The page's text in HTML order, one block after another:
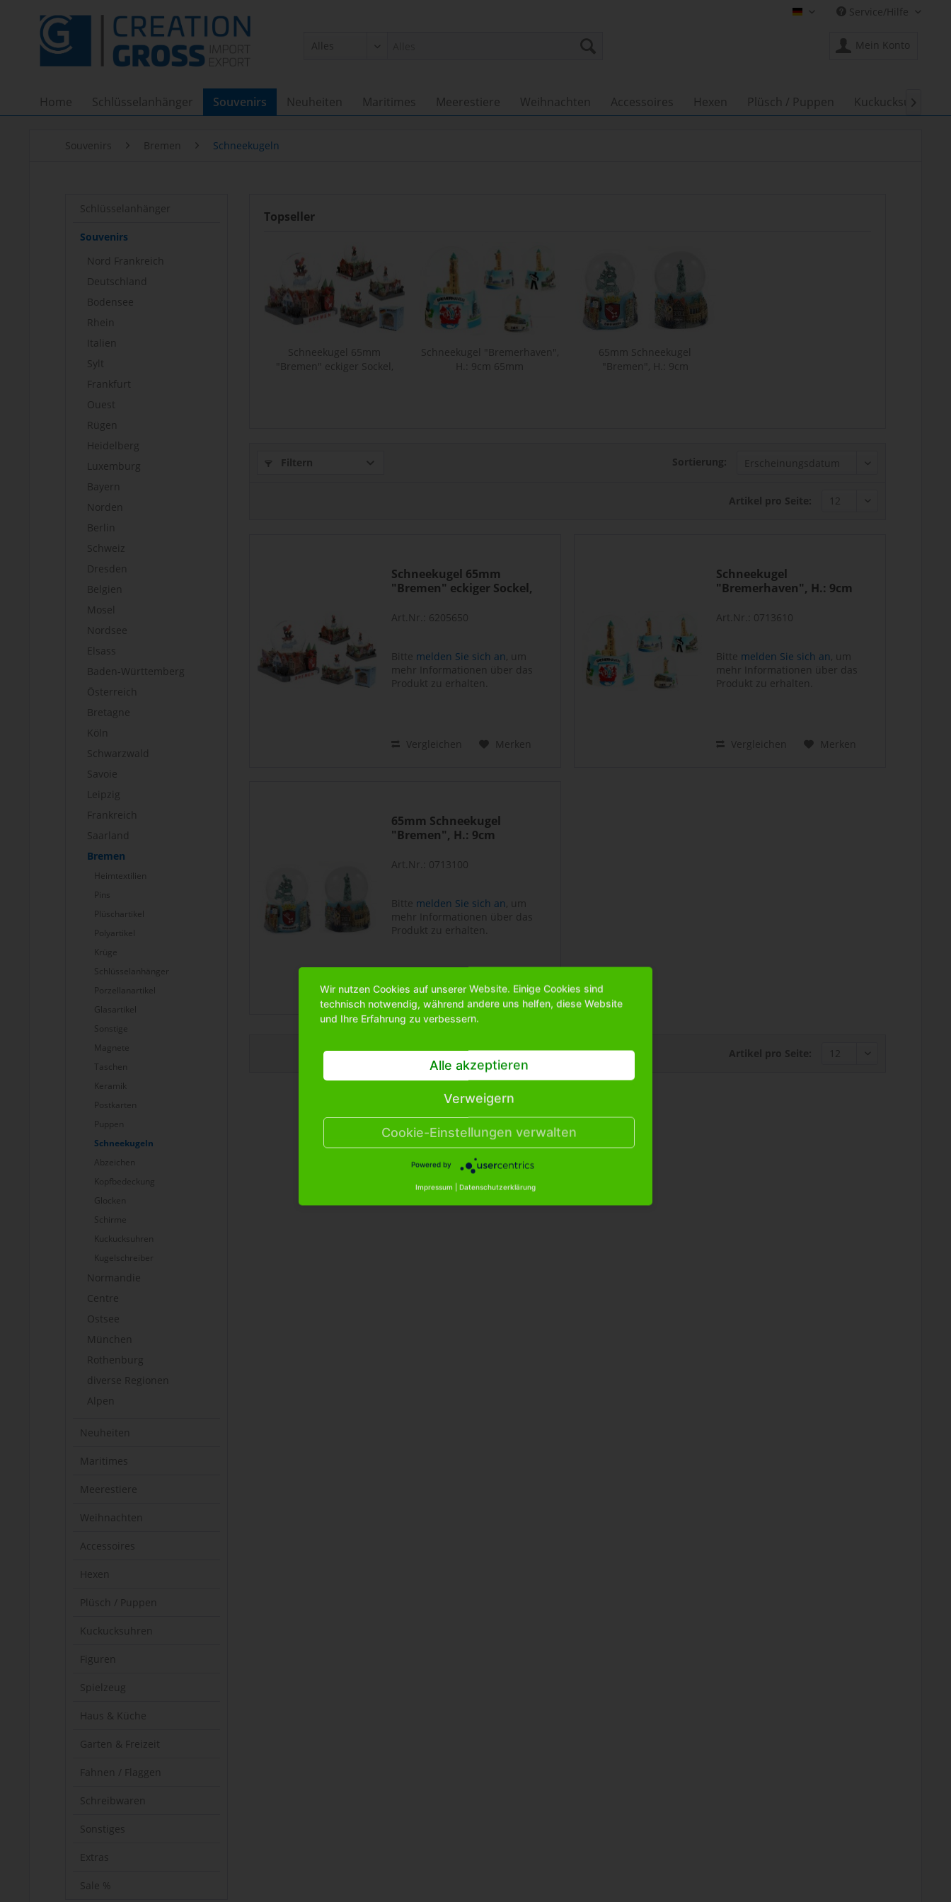
Shop Creation Gross DE
Service/Hilfe
Mein Konto
Home Schlüsselanhänger Souvenirs Neuheiten Maritimes Meerestiere Weihnachten Accessoires Hexen Plüsch / Puppen Kuckucksuhren

Souvenirs Bremen Schneekugeln
Schlüsselanhänger
Souvenirs
Nord Frankreich
Deutschland
Bodensee
Rhein
Italien
Sylt
Frankfurt
Ouest
Rügen
Heidelberg
Luxemburg
Bayern
Norden
Berlin
Schweiz
Dresden
Belgien
Mosel
Nordsee
Elsass
Baden-Württemberg
Österreich
Bretagne
Köln
Schwarzwald
Savoie
Leipzig
Frankreich
Saarland
Bremen
Heimtextilien
Pins
Plüschartikel
Polyartikel
Krüge
Schlüsselanhänger
Porzellanartikel
Glasartikel
Sonstige
Magnete
Taschen
Keramik
Postkarten
Puppen
Schneekugeln
Abzeichen
Kopfbedeckung
Glocken
Schirme
Kuckucksuhren
Kugelschreiber
Normandie
Centre
Ostsee
München
Rothenburg
diverse Regionen
Alpen
Neuheiten
Maritimes
Meerestiere
Weihnachten
Accessoires
Hexen
Plüsch / Puppen
Kuckucksuhren
Figuren
Spielzeug
Haus & Küche
Garten & Freizeit
Fahnen / Flaggen
Schreibwaren
Sonstiges
Extras
Sale %
Topseller
Schneekugel 65mm
"Bremen" eckiger Sockel,
Schneekugel "Bremerhaven",
H.: 9cm 65mm
65mm Schneekugel
"Bremen", H.: 9cm
Filtern Sortierung:
Artikel pro Seite:
Schneekugel 65mm
"Bremen" eckiger Sockel,
Art.Nr.: 6205650
Bitte melden Sie sich an, um
mehr Informationen über das
Produkt zu erhalten.
Vergleichen Merken
Schneekugel
"Bremerhaven", H.: 9cm
Art.Nr.: 0713610
Bitte melden Sie sich an, um
mehr Informationen über das
Produkt zu erhalten.
Vergleichen Merken
65mm Schneekugel
"Bremen", H.: 9cm
Art.Nr.: 0713100
Bitte melden Sie sich an, um
mehr Informationen über das
Produkt zu erhalten.
Vergleichen Merken
Artikel pro Seite:
Wir nutzen Cookies auf unserer Website. Einige Cookies sind
technisch notwendig, während andere uns helfen, diese Website
und Ihre Erfahrung zu verbessern.
Alle akzeptieren
Verweigern
Cookie-Einstellungen verwalten
Powered by
Impressum | Datenschutzerklärung